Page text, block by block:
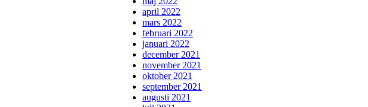
april 2022
mars 2022
februari 2022
januari 2022
december 2021
november 2021
oktober 2021
september 2021
augusti 2021